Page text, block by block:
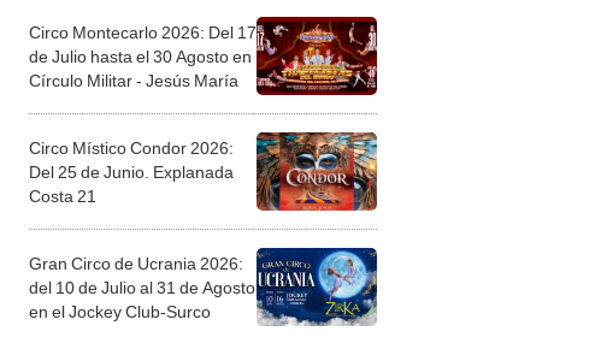
Circo Montecarlo 2026: Del 17
de Julio hasta el 30 Agosto en
Círculo Militar - Jesús María
Circo Místico Condor 2026:
Del 25 de Junio. Explanada
Costa 21
Gran Circo de Ucrania 2026:
del 10 de Julio al 31 de Agosto
en el Jockey Club-Surco